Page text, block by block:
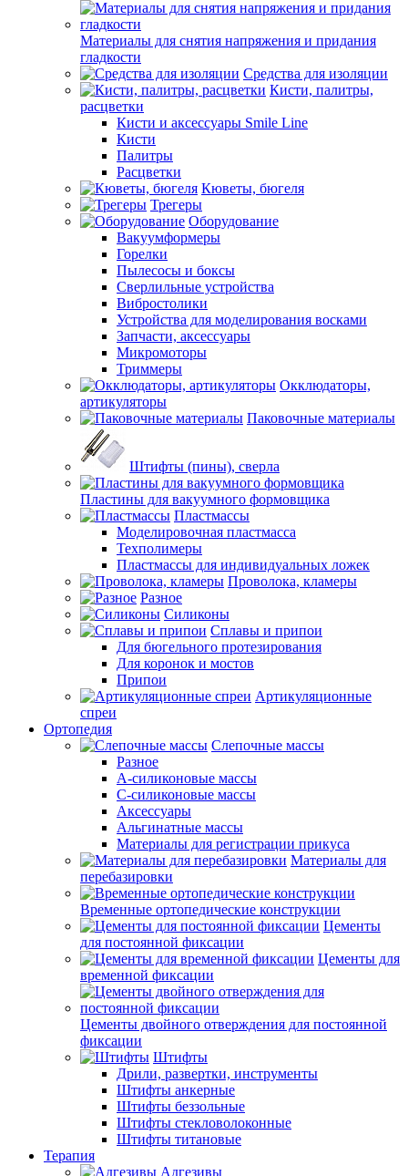
Материалы для снятия напряжения и придания
гладкости
Средства для изоляции
Кисти, палитры,
расцветки
Кисти и аксессуары Smile Line
Кисти
Палитры
Расцветки
Кюветы, бюгеля
Трегеры
Оборудование
Вакуумформеры
Горелки
Пылесосы и боксы
Сверлильные устройства
Вибростолики
Устройства для моделирования восками
Запчасти, аксессуары
Микромоторы
Триммеры
Окклюдаторы,
артикуляторы
Паковочные материалы
Штифты (пины), сверла
Пластины для вакуумного формовщика
Пластмассы
Моделировочная пластмасса
Техполимеры
Пластмассы для индивидуальных ложек
Проволока, кламеры
Разное
Силиконы
Сплавы и припои
Для бюгельного протезирования
Для коронок и мостов
Припои
Артикуляционные
спреи
Ортопедия
Слепочные массы
Разное
А-силиконовые массы
С-силиконовые массы
Аксессуары
Альгинатные массы
Материалы для регистрации прикуса
Материалы для
перебазировки
Временные ортопедические конструкции
Цементы
для постоянной фиксации
Цементы для
временной фиксации
Цементы двойного отверждения для постоянной
фиксации
Штифты
Дрили, развертки, инструменты
Штифты анкерные
Штифты беззольные
Штифты стекловолоконные
Штифты титановые
Терапия
Адгезивы